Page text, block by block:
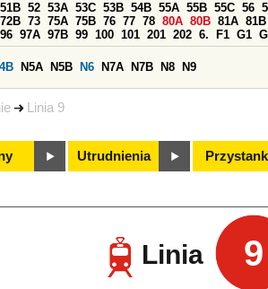
Linia 9
51B 52 53A 53C 53B 54B 55A 55B 55C 56
72B 73 75A 75B 76 77 78 80A 80B 81A 81B
96 97A 97B 99 100 101 201 202 6. F1 G1
N5A N5B N6 N7A N7B N8 N9
Utrudnienia
Linia 9